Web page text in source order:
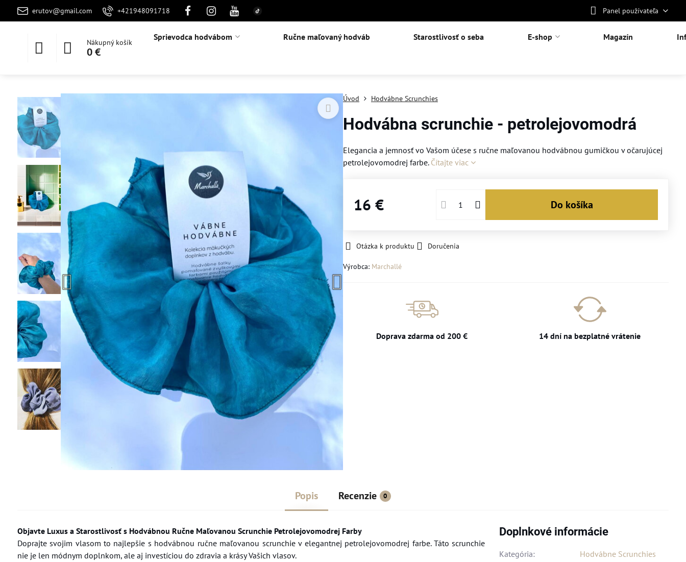
erutov@gmail.com +421948091718 Panel používateľa
Nákupný košík
0 €
Sprievodca hodvábom Ručne maľovaný hodváb Starostlivosť o seba E-shop Magazín
Úvod Hodvábne Scrunchies
Hodvábna scrunchie - petrolejovomodrá
Elegancia a jemnosť vo Vašom účese s ručne maľovanou hodvábnou gumičkou v očarujúcej
petrolejovomodrej farbe. Čítajte viac
16 € Do košíka
Otázka k produktu Doručenia
Výrobca: Marchallé
Doprava zdarma od 200 € 14 dní na bezplatné vrátenie
Popis Recenzie 0
Objavte Luxus a Starostlivosť s Hodvábnou Ručne Maľovanou Scrunchie Petrolejovomodrej Farby
Doprajte svojim vlasom to najlepšie s hodvábnou ručne maľovanou scrunchie v elegantnej petrolejovomodrej farbe. Táto scrunchie
nie je len módnym doplnkom, ale aj investíciou do zdravia a krásy Vašich vlasov.
Doplnkové informácie
Kategória: Hodvábne Scrunchies